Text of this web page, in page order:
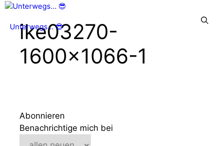
Zum
springen
Unterwegs... 😎
ike03270-
1600×1066-1
Abonnieren
Benachrichtige mich bei